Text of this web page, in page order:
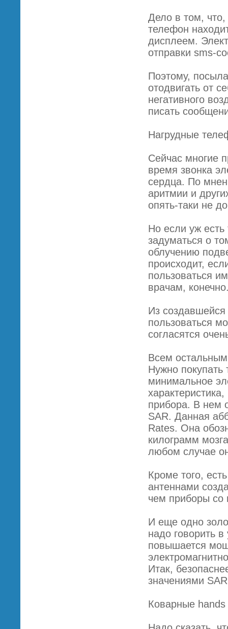
Дело в том,
телефон
дисплеем.
отправки sms-
Поэтому,
отодвигать от
негативного
писать
Нагрудные
Сейчас многие
время звонка
сердца. По
аритмии и
опять-таки не
Но если уж есть
задуматься о
облучению
происходит,
пользоваться
врачам,
Из
пользоваться
согласятся
Всем
Нужно
минимальное
прибора. В нем
SAR. Данная
Rates. Она
килограмм
любом случае
Кроме того,
антеннами
чем приборы со
И еще одно
надо говорить
повышается
Итак,
значениями
Коварные hands